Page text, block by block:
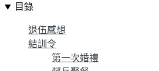
目錄
退伍感想
結訓令
第一次婚禮